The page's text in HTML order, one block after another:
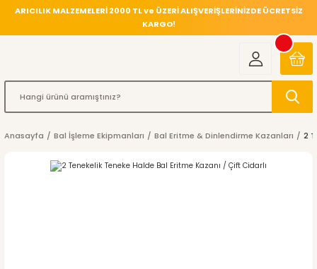
ARICILIK MALZEMELERİ 2000 TL ve ÜZERİ ALIŞVERİŞLERİNİZDE ÜCRETSİZ
KARGO!
Anasayfa Bal İşleme Ekipmanları Bal Eritme & Dinlendirme Kazanları 2